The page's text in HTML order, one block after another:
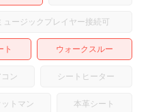
ュージックプレイヤー接続可
ト ウォークスルー
ン シートヒーター
ットマン 本革シート